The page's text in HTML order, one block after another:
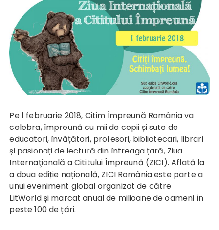
Pe 1 februarie 2018, Citim Împreună România va
celebra, împreună cu mii de copii și sute de
educatori, învățători, profesori, bibliotecari, librari
și pasionați de lectură din întreaga țară, Ziua
Internaţională a Cititului Împreună (ZICI). Aflată la
a doua ediție națională, ZICI România este parte a
unui eveniment global organizat de către
LitWorldși marcat anual de milioane de oameni în
peste 100 de țări.